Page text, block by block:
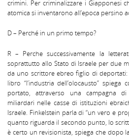
crimini. Per criminalizzare i Giapponesi
atomica si inventarono all’epoca persino
D – Perché in un primo tempo?
R – Perche successivamente la
soprattutto allo Stato di Israele per due
da uno scrittore ebreo figlio di deportati:
libro “l’industria dell’olocausto”
portato, attraverso una campagna di
miliardari nelle casse di istituzioni
Israele. Finkelstein parla di “un vero e
quanto riguarda il secondo punto, lo
è certo un revisionista, spiega che dopo